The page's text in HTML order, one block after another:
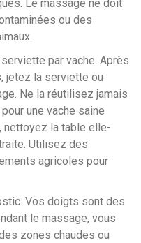
Le massage ne doit
ou des
par vache. Après
jetez la serviette ou
Ne la réutilisez jamais
une vache saine
nettoyez la table elle-
Utilisez des
agricoles pour
Vos doigts sont des
le massage, vous
zones chaudes ou